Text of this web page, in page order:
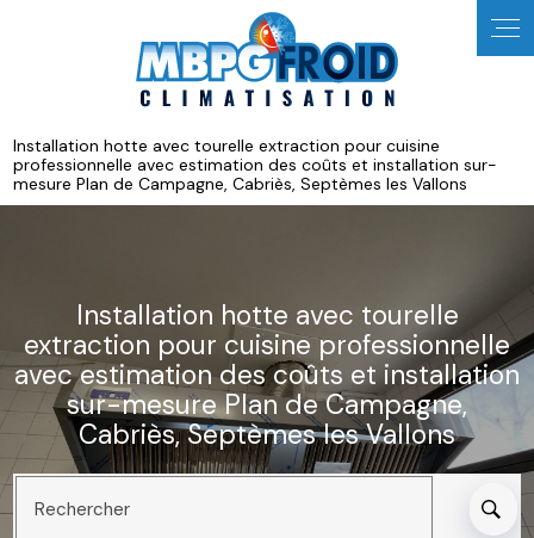
Installation hotte avec tourelle extraction pour cuisine
professionnelle avec estimation des coûts et installation sur-
mesure Plan de Campagne, Cabriès, Septèmes les Vallons
Installation hotte avec tourelle
extraction pour cuisine professionnelle
avec estimation des coûts et installation
sur-mesure Plan de Campagne,
Cabriès, Septèmes les Vallons
Rechercher
Panneau de gestion des cookies